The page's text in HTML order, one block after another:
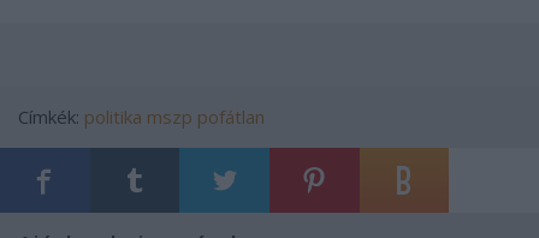
Címkék: politika mszp pofátlan